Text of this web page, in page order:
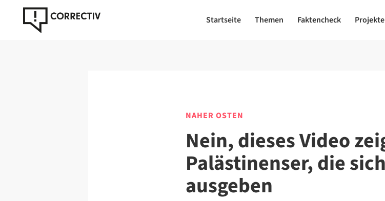
Startseite Themen Faktencheck Projekte
NAHER OSTEN
Nein, dieses Video
Palästinenser, die
ausgeben